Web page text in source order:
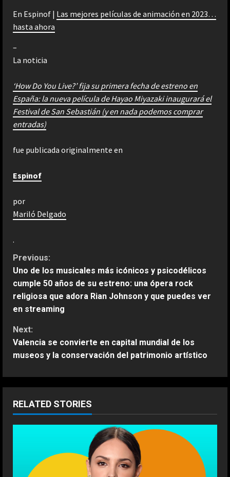
En Espinof | Las mejores películas de animación en 2023…
hasta ahora
–
La noticia
‘How Do You Live?’ fija su primera fecha de estreno en
España: la nueva película de Hayao Miyazaki inaugurará el
Festival de San Sebastián (y en nada podemos comprar
entradas)
fue publicada originalmente en
Espinof
por
Mariló Delgado
.
C
o
n
t
i
u
e
Previous:
Uno de los musicales más icónicos y psicodélicos
cumple 50 años de su estreno: una ópera rock
religiosa que adora Rian Johnson y que puedes ver
en streaming
Next:
Valencia se convierte en capital mundial de los
museos y la conservación del patrimonio artístico
RELATED STORIES